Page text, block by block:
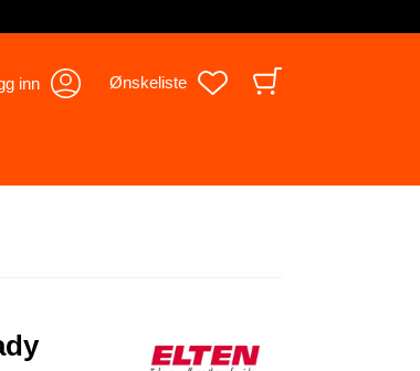
inn Ønskeliste